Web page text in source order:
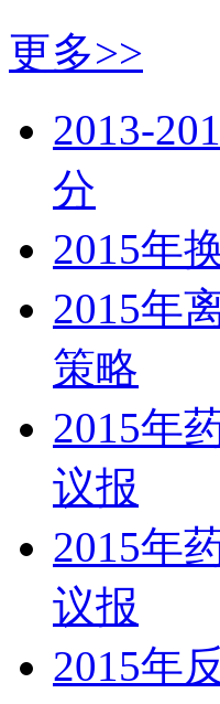
更多>>
2013-
分
2015年
2015年
策略
2015年
议报
2015年
议报
2015年